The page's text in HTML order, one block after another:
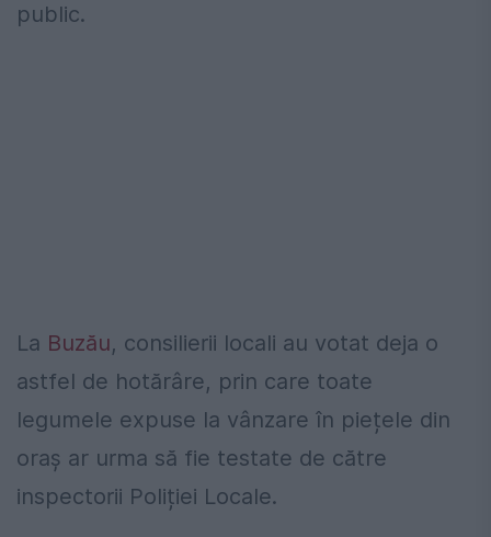
public.
La Buzău, consilierii locali au votat deja o
astfel de hotărâre, prin care toate
legumele expuse la vânzare în piețele din
oraș ar urma să fie testate de către
inspectorii Poliției Locale.